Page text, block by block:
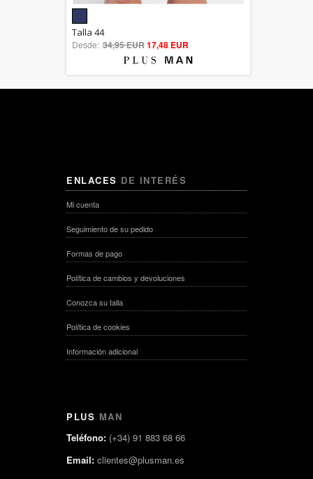
out of 5
Talla 44
Desde: 34,95 EUR17,48 EUR
ENLACES DE INTERÉS
Mi cuenta
Seguimiento de su pedido
Formas de pago
Política de cambios y devoluciones
Conozca su talla
Política de cookies
Información adicional
PLUS MAN
Teléfono: (+34) 91 883 68 66
Email: clientes@plusman.es